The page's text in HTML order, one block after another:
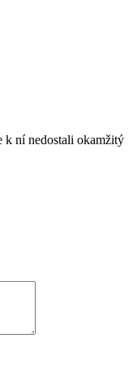
k ní nedostali okamžitý